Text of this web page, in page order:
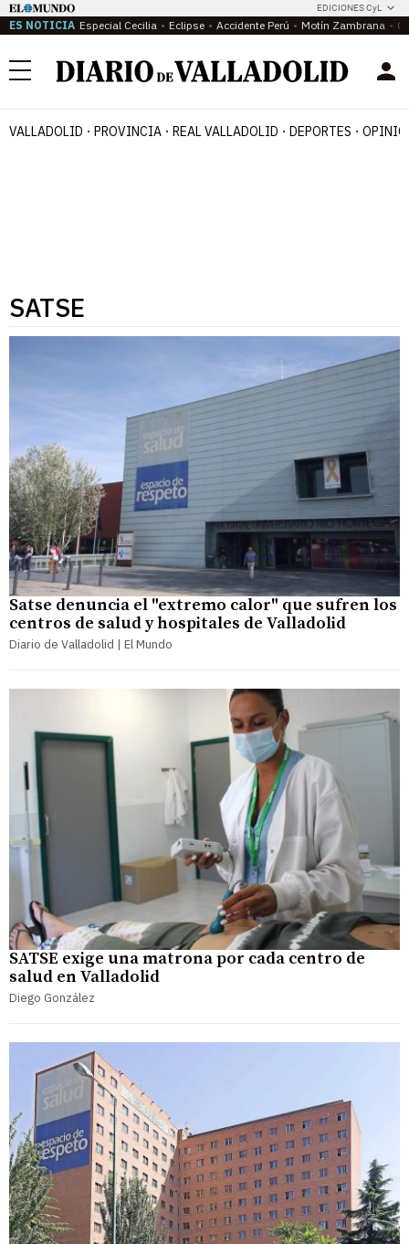
EDICIONES CyL
ES NOTICIA Especial Cecilia Eclipse Accidente Perú Motín Zambrana
Menú
VALLADOLID PROVINCIA REAL VALLADOLID DEPORTES
SATSE
Satse denuncia el "extremo calor" que sufren los
centros de salud y hospitales de Valladolid
Diario de Valladolid | El Mundo
SATSE exige una matrona por cada centro de
salud en Valladolid
Diego González